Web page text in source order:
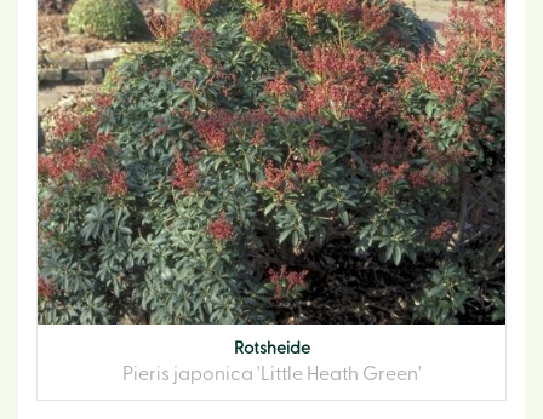
Rotsheide
Pieris japonica 'Little Heath Green'